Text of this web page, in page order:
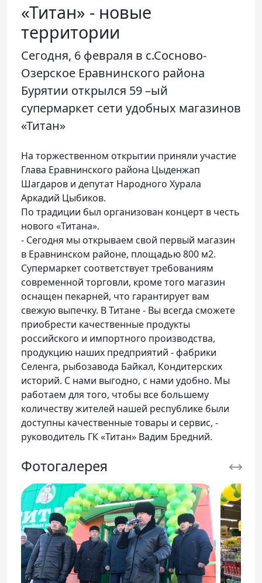
«Титан» - новые
территории
Сегодня, 6 февраля в с.Сосново-
Озерское Еравнинского района
Бурятии открылся 59 –ый
супермаркет сети удобных магазинов
«Титан»
На торжественном открытии приняли участие
Глава Еравнинского района Цыденжап
Шагдаров и депутат Народного Хурала
Аркадий Цыбиков.
По традиции был организован концерт в честь
нового «Титана».
- Сегодня мы открываем свой первый магазин
в Еравнинском районе, площадью 800 м2.
Супермаркет соответствует требованиям
современной торговли, кроме того магазин
оснащен пекарней, что гарантирует вам
свежую выпечку. В Титане - Вы всегда сможете
приобрести качественные продукты
российского и импортного производства,
продукцию наших предприятий - фабрики
Селенга, рыбозавода Байкал, Кондитерских
историй. С нами выгодно, с нами удобно. Мы
работаем для того, чтобы все большему
количеству жителей нашей республике были
доступны качественные товары и сервис, -
руководитель ГК «Титан» Вадим Бредний.
Фотогалерея